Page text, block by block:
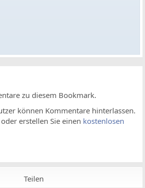
zu diesem Bookmark.
können Kommentare hinterlassen.
oder erstellen Sie einen kostenlosen
Teilen